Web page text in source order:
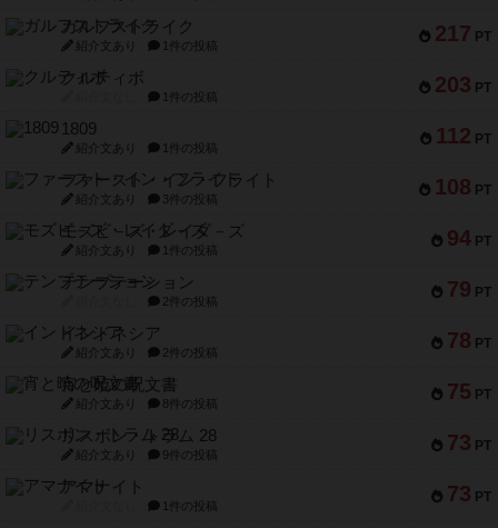
217 PT
ガルフストライク
紹介文あり 1件の投稿
203 PT
クルティボ
1件の投稿
112 PT
1809
紹介文あり 1件の投稿
108 PT
ファースト・イン・フライト
紹介文あり 3件の投稿
94 PT
モズビ－ズ・レイダ－ズ
紹介文あり 1件の投稿
79 PT
テンプテーション
2件の投稿
78 PT
インドネシア
紹介文あり 2件の投稿
75 PT
宵と暁の呪文書
紹介文あり 8件の投稿
73 PT
リスボン・トラム 28
紹介文あり 9件の投稿
73 PT
アマナイト
1件の投稿